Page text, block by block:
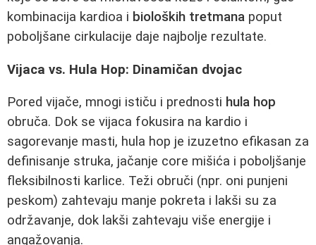
kombinacija kardioa i bioloških tretmana poput
poboljšane cirkulacije daje najbolje rezultate.
Vijaca vs. Hula Hop: Dinamičan dvojac
Pored vijače, mnogi ističu i prednosti hula hop
obruča. Dok se vijaca fokusira na kardio i
sagorevanje masti, hula hop je izuzetno efikasan za
definisanje struka, jačanje core mišića i poboljšanje
fleksibilnosti karlice. Teži obruči (npr. oni punjeni
peskom) zahtevaju manje pokreta i lakši su za
održavanje, dok lakši zahtevaju više energije i
angažovanja.